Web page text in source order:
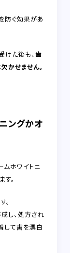
防ぐ効果があ
けた後も、 歯
かせません。
ングかオ
ムホワイトニ
。
。
し、処方され
して歯を漂白